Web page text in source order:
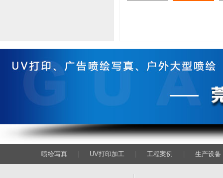
喷绘写真 UV打印加工 工程案例 生产设备